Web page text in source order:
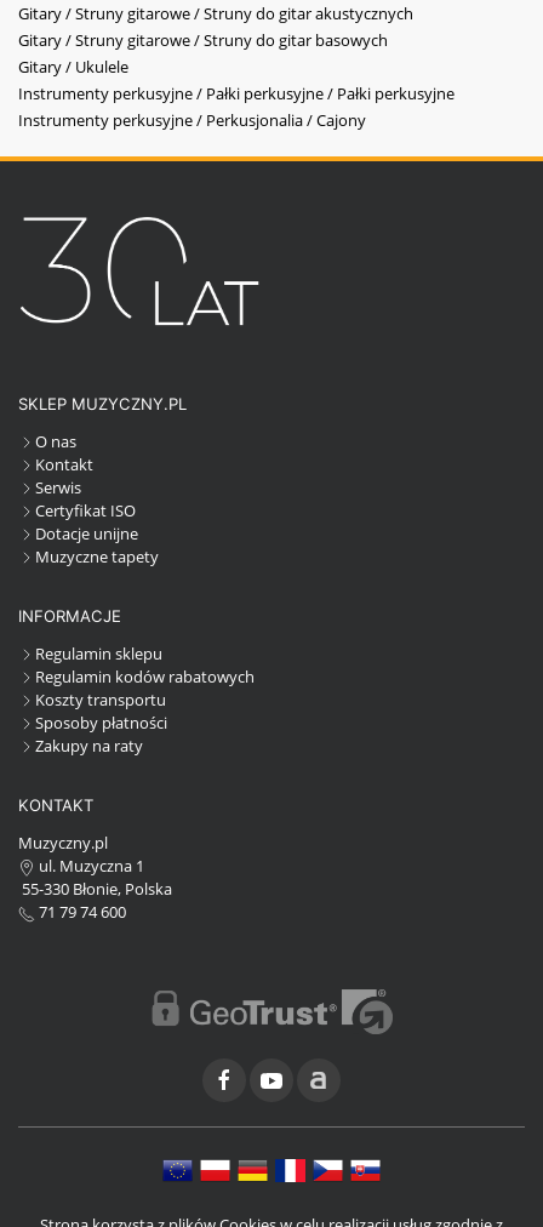
Gitary / Struny gitarowe / Struny do gitar akustycznych
Gitary / Struny gitarowe / Struny do gitar basowych
Gitary / Ukulele
Instrumenty perkusyjne / Pałki perkusyjne / Pałki perkusyjne
Instrumenty perkusyjne / Perkusjonalia / Cajony
SKLEP MUZYCZNY.PL
O nas
Kontakt
Serwis
Certyfikat ISO
Dotacje unijne
Muzyczne tapety
INFORMACJE
Regulamin sklepu
Regulamin kodów rabatowych
Koszty transportu
Sposoby płatności
Zakupy na raty
KONTAKT
Muzyczny.pl
ul. Muzyczna 1
55-330 Błonie, Polska
71 79 74 600